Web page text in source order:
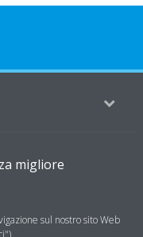
migliore
sul nostro sito Web